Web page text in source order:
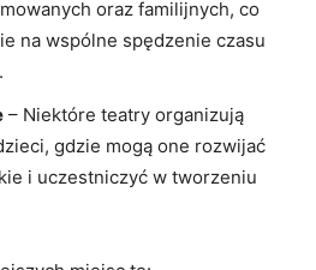
oraz familijnych, co
na wspólne spędzenie czasu
– Niektóre teatry organizują
gdzie mogą one rozwijać
i uczestniczyć w tworzeniu